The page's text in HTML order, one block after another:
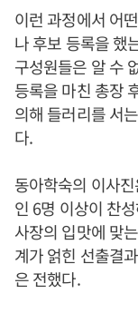
이런 과정에서 어
나 후보 등록을 했
구성원들은 알 수
등록을 마친 총장
의해 들러리를 서
다.
동아학숙의 이사
인 6명 이상이 찬
사장의 입맛에 맞
계가 얽힌 선출결
은 전했다.